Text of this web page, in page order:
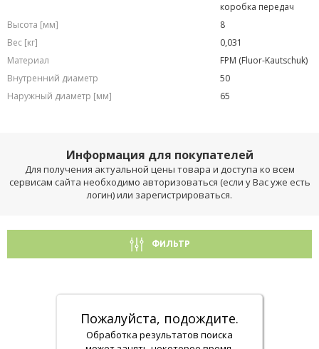
коробка передач
Высота [мм]
8
Вес [кг]
0,031
Материал
FPM (Fluor-Kautschuk)
Внутренний диаметр
50
Наружный диаметр [мм]
65
Информация для покупателей
Для получения актуальной цены товара и доступа ко всем
сервисам сайта необходимо авторизоваться (если у Вас уже есть
логин) или зарегистрироваться.
ФИЛЬТР
Пожалуйста, подождите.
Обработка результатов поиска